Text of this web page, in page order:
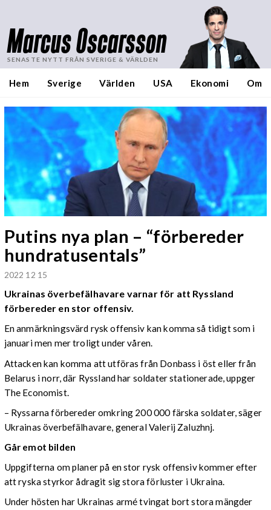
Marcus Oscarsson
SENASTE NYTT FRÅN SVERIGE & VÄRLDEN
Hem Sverige Världen USA Ekonomi Om
Putins nya plan – “förbereder
hundratusentals”
2022 12 15
Ukrainas överbefälhavare varnar för att Ryssland
förbereder en stor offensiv.
En anmärkningsvärd rysk offensiv kan komma så tidigt som i
januari men mer troligt under våren.
Attacken kan komma att utföras från Donbass i öst eller från
Belarus i norr, där Ryssland har soldater stationerade, uppger
The Economist.
– Ryssarna förbereder omkring 200 000 färska soldater, säger
Ukrainas överbefälhavare, general Valerij Zaluzhnj.
Går emot bilden
Uppgifterna om planer på en stor rysk offensiv kommer efter
att ryska styrkor ådragit sig stora förluster i Ukraina.
Under hösten har Ukrainas armé tvingat bort stora mängder